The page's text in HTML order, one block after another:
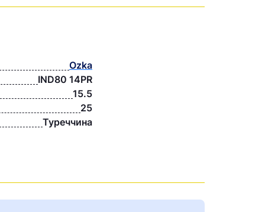
Ozka
IND80 14PR
15.5
25
Туреччина